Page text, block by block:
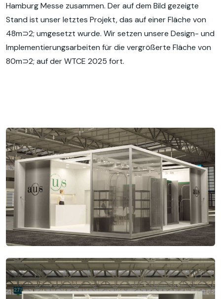
Hamburg Messe zusammen. Der auf dem Bild gezeigte
Stand ist unser letztes Projekt, das auf einer Fläche von
48m⊃2; umgesetzt wurde. Wir setzen unsere Design- und
Implementierungsarbeiten für die vergrößerte Fläche von
80m⊃2; auf der WTCE 2025 fort.